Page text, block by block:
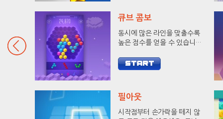
큐브 콤보
동시에 많은 라인을 맞출수록
높은 점수를 얻을 수 있습니다.
도전해 보세요.
필아웃
시작점부터 손가락을 떼지 않